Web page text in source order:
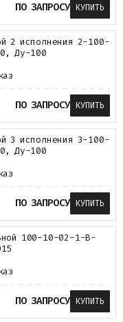
ПО ЗАПРОСУ КУПИТЬ
2 исполнения 2-100-
Ду-100
ПО ЗАПРОСУ КУПИТЬ
3 исполнения 3-100-
Ду-100
ПО ЗАПРОСУ КУПИТЬ
100-10-02-1-B-
ПО ЗАПРОСУ КУПИТЬ